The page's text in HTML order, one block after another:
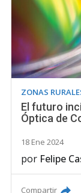
ZONAS
El futuro
Óptica de
18 Ene 2024
por Felipe
Compartir